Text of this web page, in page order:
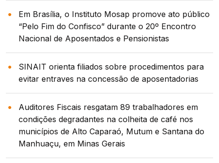
Em Brasília, o Instituto Mosap promove ato público
“Pelo Fim do Confisco” durante o 20º Encontro
Nacional de Aposentados e Pensionistas
SINAIT orienta filiados sobre procedimentos para
evitar entraves na concessão de aposentadorias
Auditores Fiscais resgatam 89 trabalhadores em
condições degradantes na colheita de café nos
municípios de Alto Caparaó, Mutum e Santana do
Manhuaçu, em Minas Gerais